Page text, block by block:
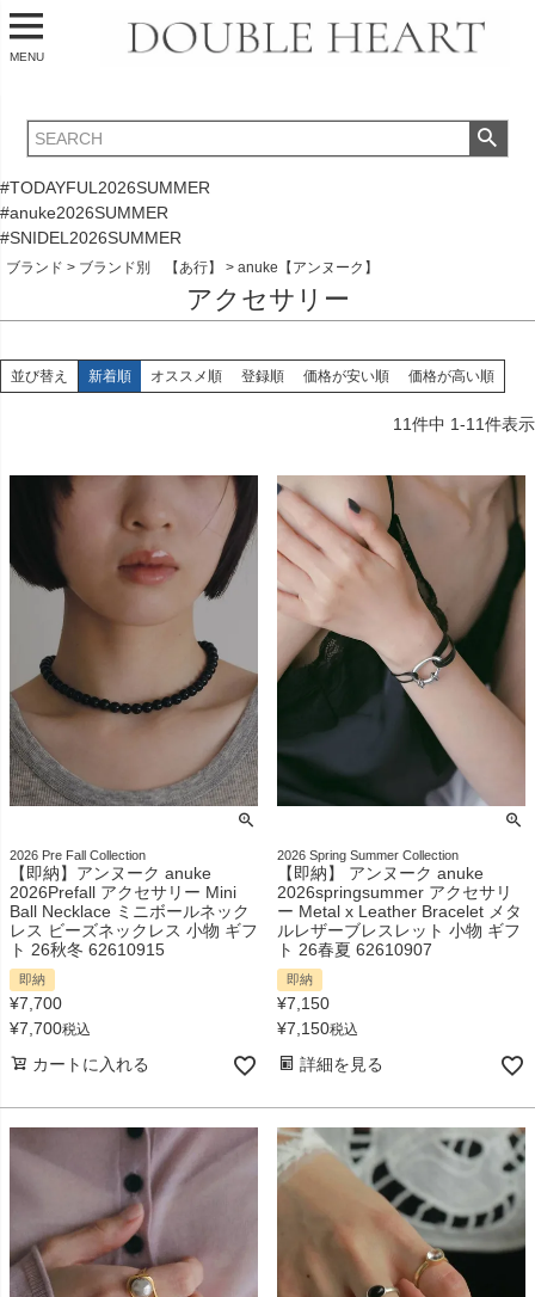
MENU
#TODAYFUL2026SUMMER
#anuke2026SUMMER
#SNIDEL2026SUMMER
ブランド ブランド別 【あ行】 anuke【アンヌーク】
アクセサリー
並び替え 新着順 オススメ順 登録順 価格が安い順 価格が高い順
11件中 1-11件表示
2026 Pre Fall Collection
【即納】アンヌーク anuke
2026Prefall アクセサリー Mini
Ball Necklace ミニボールネック
レス ビーズネックレス 小物 ギフ
ト 26秋冬 62610915
即納
¥7,700
¥7,700税込
カートに入れる
2026 Spring Summer Collection
【即納】 アンヌーク anuke
2026springsummer アクセサリ
ー Metal x Leather Bracelet メタ
ルレザーブレスレット 小物 ギフ
ト 26春夏 62610907
即納
¥7,150
¥7,150税込
詳細を見る